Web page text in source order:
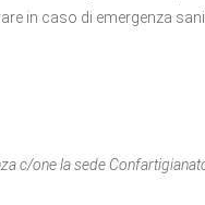
in caso di emergenza
c/one la sede